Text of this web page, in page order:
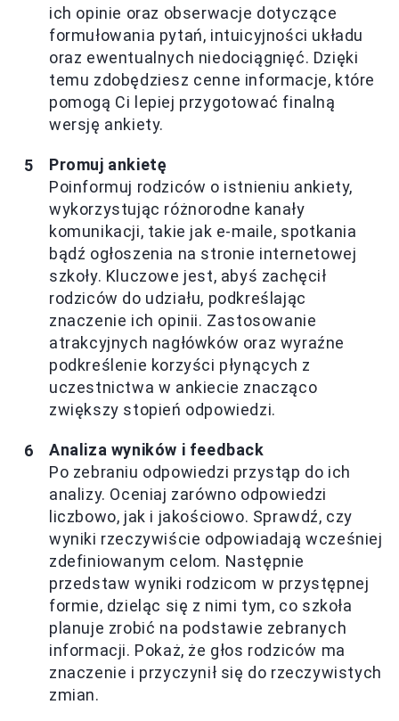
ich opinie oraz obserwacje dotyczące
formułowania pytań, intuicyjności układu
oraz ewentualnych niedociągnięć. Dzięki
temu zdobędziesz cenne informacje, które
pomogą Ci lepiej przygotować finalną
wersję ankiety.
Promuj ankietę
Poinformuj rodziców o istnieniu ankiety,
wykorzystując różnorodne kanały
komunikacji, takie jak e-maile, spotkania
bądź ogłoszenia na stronie internetowej
szkoły. Kluczowe jest, abyś zachęcił
rodziców do udziału, podkreślając
znaczenie ich opinii. Zastosowanie
atrakcyjnych nagłówków oraz wyraźne
podkreślenie korzyści płynących z
uczestnictwa w ankiecie znacząco
zwiększy stopień odpowiedzi.
Analiza wyników i feedback
Po zebraniu odpowiedzi przystąp do ich
analizy. Oceniaj zarówno odpowiedzi
liczbowo, jak i jakościowo. Sprawdź, czy
wyniki rzeczywiście odpowiadają wcześniej
zdefiniowanym celom. Następnie
przedstaw wyniki rodzicom w przystępnej
formie, dzieląc się z nimi tym, co szkoła
planuje zrobić na podstawie zebranych
informacji. Pokaż, że głos rodziców ma
znaczenie i przyczynił się do rzeczywistych
zmian.